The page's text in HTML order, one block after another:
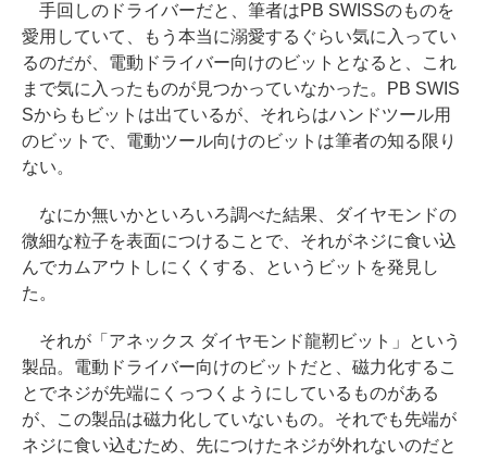
手回しのドライバーだと、筆者はPB SWISSのものを
愛用していて、もう本当に溺愛するぐらい気に入ってい
るのだが、電動ドライバー向けのビットとなると、これ
まで気に入ったものが見つかっていなかった。PB SWIS
Sからもビットは出ているが、それらはハンドツール用
のビットで、電動ツール向けのビットは筆者の知る限り
ない。
なにか無いかといろいろ調べた結果、ダイヤモンドの
微細な粒子を表面につけることで、それがネジに食い込
んでカムアウトしにくくする、というビットを発見し
た。
それが「アネックス ダイヤモンド龍靭ビット」という
製品。電動ドライバー向けのビットだと、磁力化するこ
とでネジが先端にくっつくようにしているものがある
が、この製品は磁力化していないもの。それでも先端が
ネジに食い込むため、先につけたネジが外れないのだと